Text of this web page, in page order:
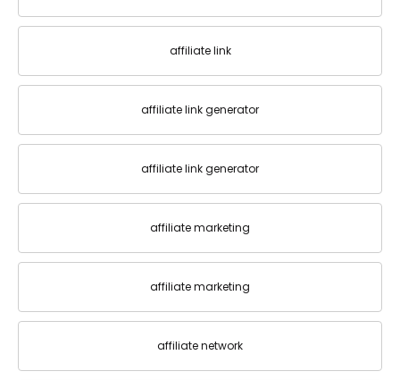
affiliate link
affiliate link generator
affiliate link generator
affiliate marketing
affiliate marketing
affiliate network